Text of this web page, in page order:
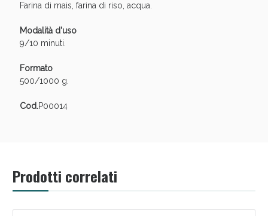
Farina di mais, farina di riso, acqua.
Modalità d'uso
9/10 minuti.
Formato
500/1000 g.
Cod.P00014
Prodotti correlati